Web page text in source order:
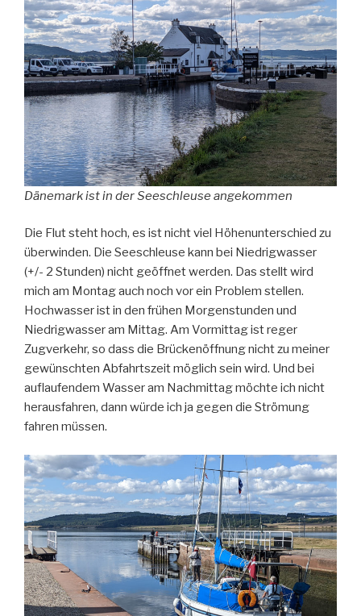
Dänemark ist in der Seeschleuse angekommen
Die Flut steht hoch, es ist nicht viel Höhenunterschied zu
überwinden. Die Seeschleuse kann bei Niedrigwasser
(+/- 2 Stunden) nicht geöffnet werden. Das stellt wird
mich am Montag auch noch vor ein Problem stellen.
Hochwasser ist in den frühen Morgenstunden und
Niedrigwasser am Mittag. Am Vormittag ist reger
Zugverkehr, so dass die Brückenöffnung nicht zu meiner
gewünschten Abfahrtszeit möglich sein wird. Und bei
auflaufendem Wasser am Nachmittag möchte ich nicht
herausfahren, dann würde ich ja gegen die Strömung
fahren müssen.